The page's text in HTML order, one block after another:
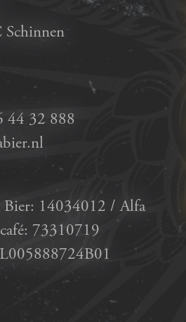
44 32 888
14034012 / Alfa
73310719